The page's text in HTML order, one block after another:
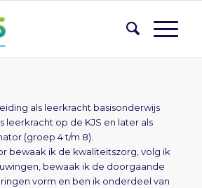
als leerkracht basisonderwijs
leerkracht op de KJS en later als
(groep 4 t/m 8).
bewaak ik de kwaliteitszorg, volg ik
bewaak ik de doorgaande
vorm en ben ik onderdeel van